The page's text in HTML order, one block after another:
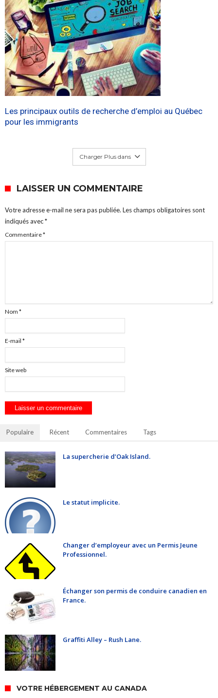
Les principaux outils de recherche d’emploi au Québec
pour les immigrants
Charger Plus dans
LAISSER UN COMMENTAIRE
Votre adresse e-mail ne sera pas publiée. Les champs obligatoires sont
indiqués avec*
Commentaire*
Nom *
E-mail *
Site web
Populaire Récent Commentaires Tags
La supercherie d’Oak Island.
Le statut implicite.
Changer d’employeur avec un Permis Jeune
Professionnel.
Échanger son permis de conduire canadien en
France.
Graffiti Alley – Rush Lane.
VOTRE HÉBERGEMENT AU CANADA